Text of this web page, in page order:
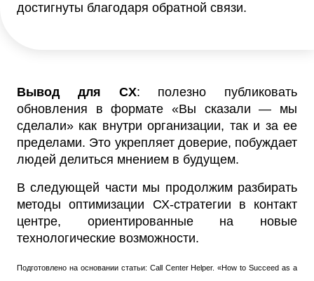
достигнуты благодаря обратной связи.
Вывод для CX: полезно публиковать
обновления в формате «Вы сказали — мы
сделали» как внутри организации, так и за ее
пределами. Это укрепляет доверие, побуждает
людей делиться мнением в будущем.
В следующей части мы продолжим разбирать
методы оптимизации СХ-стратегии в контакт
центре, ориентированные на новые
технологические возможности.
Подготовлено на основании статьи: Call Center Helper. «How to Succeed as a